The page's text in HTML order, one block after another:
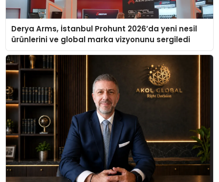
Derya Arms, İstanbul Prohunt 2026’da yeni nesil
ürünlerini ve global marka vizyonunu sergiledi